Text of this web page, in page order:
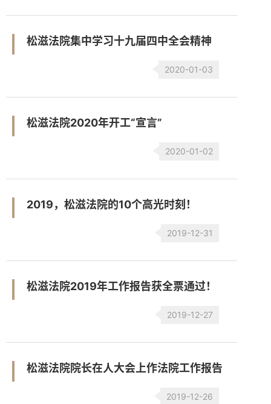
松滋法院集中学习十九届四中全会精神
2020-01-03
松滋法院2020年开工“宣言”
2020-01-02
2019，松滋法院的10个高光时刻！
2019-12-31
松滋法院2019年工作报告获全票通过！
2019-12-27
松滋法院院长在人大会上作法院工作报告
2019-12-26